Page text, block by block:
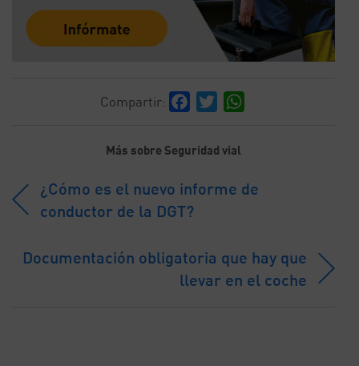
Compartir: Facebook
Twitter
Más sobre Seguridad vial
¿Cómo es el nuevo informe de
conductor de la DGT?
Documentación obligatoria que hay que
llevar en el coche